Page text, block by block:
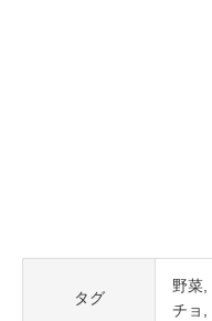
タグ
野菜
チョ